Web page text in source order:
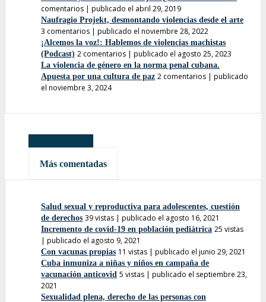
comentarios | publicado el abril 29, 2019
Naufragio Projekt, desmontando violencias desde el arte
3 comentarios | publicado el noviembre 28, 2022
¡Alcemos la voz!: Hablemos de violencias machistas
(Podcast) 2 comentarios | publicado el agosto 25, 2023
La violencia de género en la norma penal cubana.
Apuesta por una cultura de paz 2 comentarios | publicado
el noviembre 3, 2024
Más leídas
Más comentadas
Salud sexual y reproductiva para adolescentes, cuestión
de derechos 39 vistas | publicado el agosto 16, 2021
Incremento de covid-19 en población pediátrica 25 vistas
| publicado el agosto 9, 2021
Con vacunas propias 11 vistas | publicado el junio 29, 2021
Cuba inmuniza a niñas y niños en campaña de
vacunación anticovid 5 vistas | publicado el septiembre 23,
2021
Sexualidad plena, derecho de las personas con